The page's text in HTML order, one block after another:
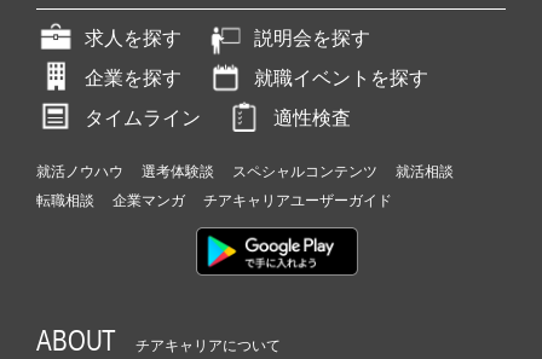
求人を探す
説明会を探す
企業を探す
就職イベントを探す
タイムライン
適性検査
就活ノウハウ 選考体験談 スペシャルコンテンツ
就活相談
転職相談
企業マンガ チアキャリアユーザーガイド
ABOUT チアキャリアについて